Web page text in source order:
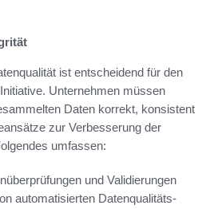
ist entscheidend für den
Unternehmen müssen
Daten korrekt, konsistent
zur Verbesserung der
umfassen:
und Validierungen
automatisierten Datenqualitäts-